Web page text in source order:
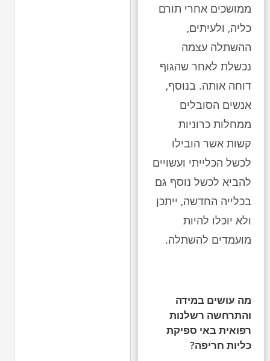
ממושכים אחרי תורם
כליה, ולעיתים,
ההשתלה עצמה
נכשלת לאחר שהגוף
דוחה אותה. בנוסף,
אנשים הסובלים
ממחלות כרוניות
קשות אשר הובילו
לכשל הכלייתי ועשויים
להביא לכשל נוסף גם
בכלייה החדשה, ייתכן
ולא יוכלו להיות
מועמדים להשתלה.
מה עושים במידה
והתרחשה רשלנות
רפואית באי ספיקת
כליות חריפה?